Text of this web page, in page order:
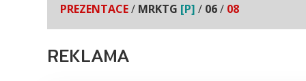
PREZENTACE/ MRKTG [P] / 06/ 08
REKLAMA